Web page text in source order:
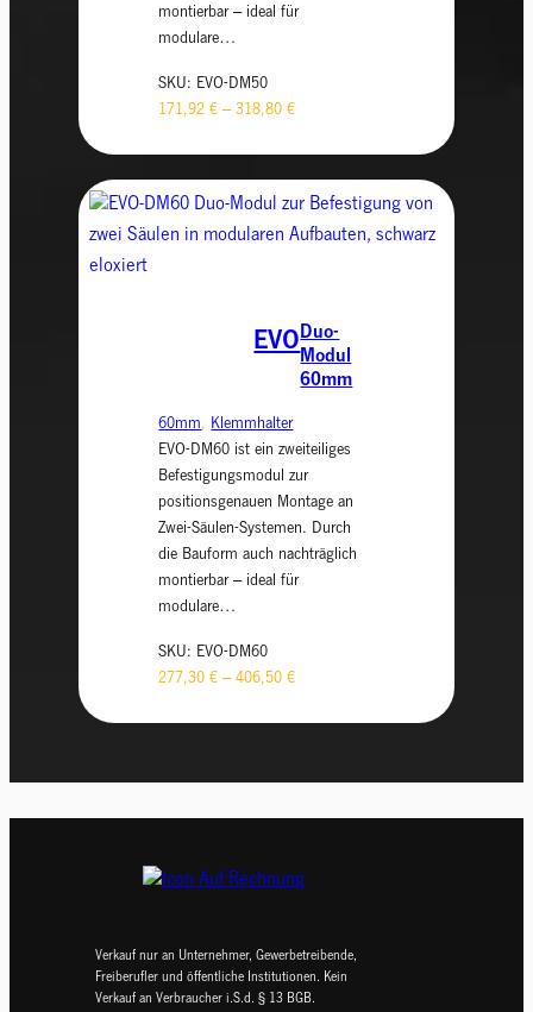
montierbar – ideal für
modulare…
SKU: EVO-DM50
171,92€ –318,80€
EVODuo-
Modul
60mm
60mm, Klemmhalter
EVO-DM60 ist ein zweiteiliges
Befestigungsmodul zur
positionsgenauen Montage an
Zwei-Säulen-Systemen. Durch
die Bauform auch nachträglich
montierbar – ideal für
modulare…
SKU: EVO-DM60
277,30€ –406,50€
Verkauf nur an Unternehmer, Gewerbetreibende,
Freiberufler und öffentliche Institutionen. Kein
Verkauf an Verbraucher i.S.d. § 13 BGB.